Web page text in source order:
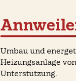
Umbau und
Heizungsanlage
Unterstützung.